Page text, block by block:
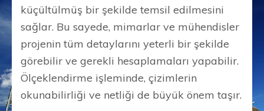
küçültülmüş bir şekilde temsil edilmesini
sağlar. Bu sayede, mimarlar ve mühendisler
projenin tüm detaylarını yeterli bir şekilde
görebilir ve gerekli hesaplamaları yapabilir.
Ölçeklendirme işleminde, çizimlerin
okunabilirliği ve netliği de büyük önem taşır.